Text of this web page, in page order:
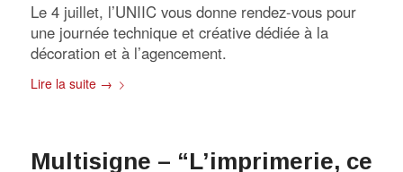
Le 4 juillet, l’UNIIC vous donne rendez-vous pour
une journée technique et créative dédiée à la
décoration et à l’agencement.
Lire la suite→
Multisigne – “L’imprimerie, ce